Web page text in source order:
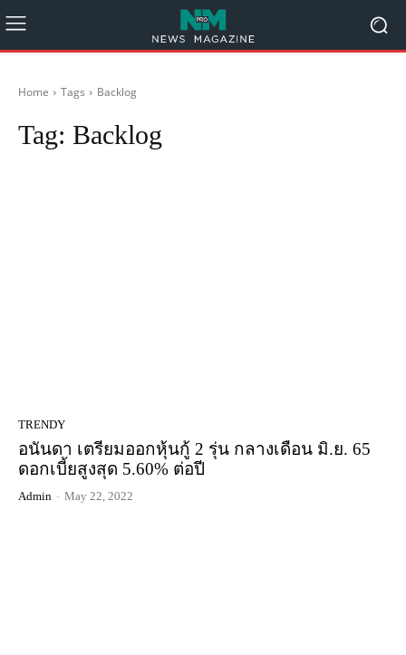
Home Tags Backlog
Tag: Backlog
TRENDY
อนันดา เตรียมออกหุ้นกู้ 2 รุ่น กลางเดือน มิ.ย. 65
ดอกเบี้ยสูงสุด 5.60% ต่อปี
Admin - May 22, 2022